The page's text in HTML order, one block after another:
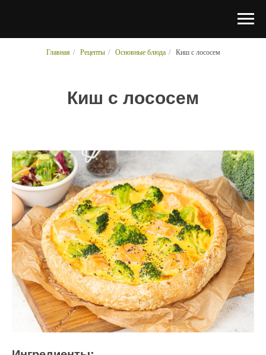
Главная / Рецепты / Основные блюда / Киш с лососем
Киш с лососем